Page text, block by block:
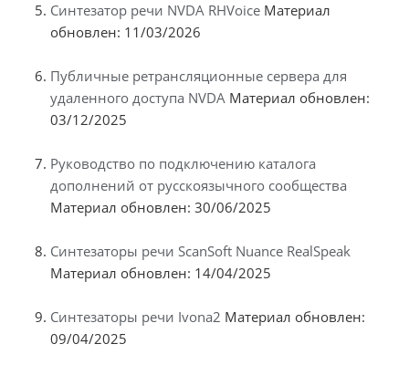
Синтезатор речи NVDA RHVoice Материал
обновлен: 11/03/2026
Публичные ретрансляционные сервера для
удаленного доступа NVDA Материал обновлен:
03/12/2025
Руководство по подключению каталога
дополнений от русскоязычного сообщества
Материал обновлен: 30/06/2025
Синтезаторы речи ScanSoft Nuance RealSpeak
Материал обновлен: 14/04/2025
Синтезаторы речи Ivona2 Материал обновлен:
09/04/2025